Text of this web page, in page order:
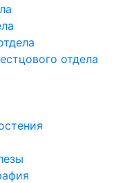
отдела